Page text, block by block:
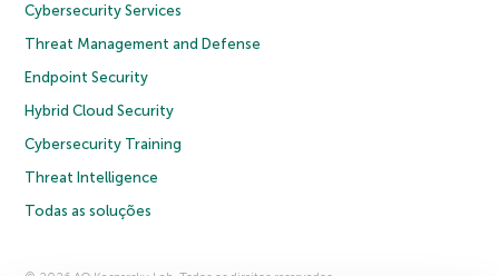
Cybersecurity Services
Threat Management and Defense
Endpoint Security
Hybrid Cloud Security
Cybersecurity Training
Threat Intelligence
Todas as soluções